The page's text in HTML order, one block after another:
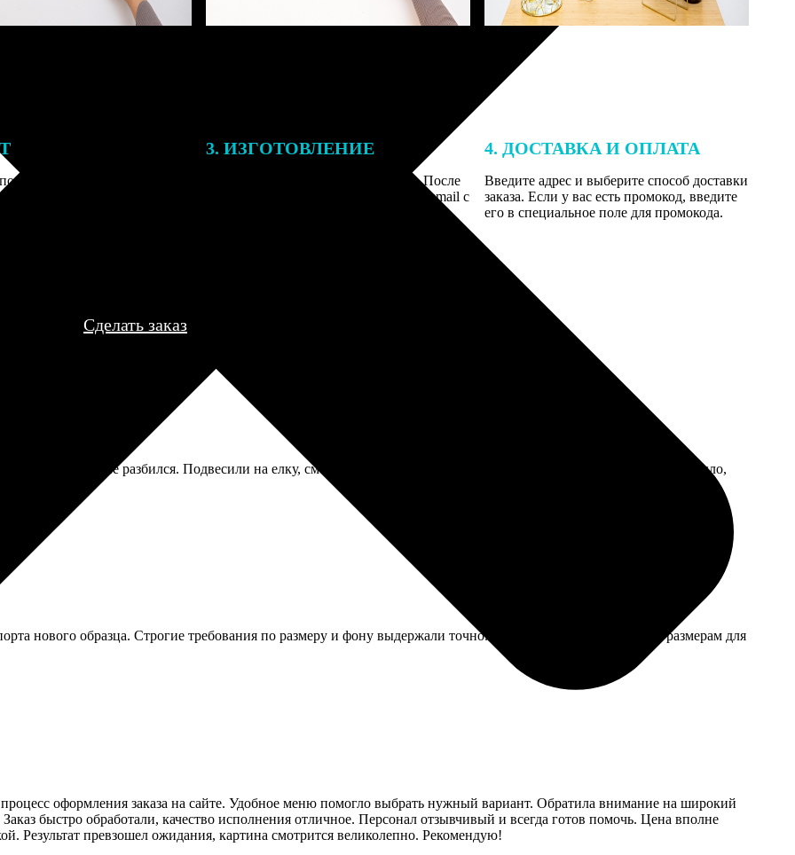
заказа к печати
могут связаться с Вами
телефону или email для
деталей.
3. ИЗГОТОВЛЕНИЕ
Оплатите заказ банковской картой. После
оплаты получите подтверждение на email с
описанием заказа. Когда отправим заказ
4. ДОСТАВКА И ОПЛАТА
Введите адрес и выберите способ доставки
заказа. Если у вас есть промокод, введите
его в специальное поле для промокода.
Сделать заказ
упаковке, не разбился. Подвесили на елку, смотрится мило. Только изображение немного мелковато, надо было,
нового образца. Строгие требования по размеру и фону выдержали точно. В конверте даже памятка по размерам для
оформления заказа на сайте. Удобное меню помогло выбрать нужный вариант. Обратила внимание на широкий
быстро обработали, качество исполнения отличное. Персонал отзывчивый и всегда готов помочь. Цена вполне
Результат превзошел ожидания, картина смотрится великолепно. Рекомендую!